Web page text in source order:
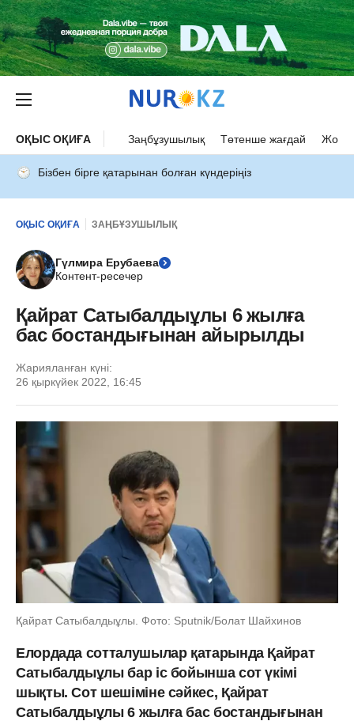
ОҚЫС ОҚИҒА Заңбұзушылық Төтенше жағдай Жол
Бізбен бірге қатарынан болған күндеріңіз
ОҚЫС ОҚИҒА ЗАҢБҰЗУШЫЛЫҚ
Гүлмира Ерубаева
Контент-ресечер
Қайрат Сатыбалдыұлы 6 жылға
бас бостандығынан айырылды
Жарияланған күні:
26 қыркүйек 2022, 16:45
Қайрат Сатыбалдыұлы. Фото: Sputnik/Болат Шайхинов
Елордада сотталушылар қатарында Қайрат
Сатыбалдыұлы бар іс бойынша сот үкімі
шықты. Сот шешіміне сәйкес, Қайрат
Сатыбалдыұлы 6 жылға бас бостандығынан